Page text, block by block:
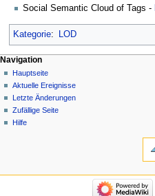
Social Semantic Cloud of Tags -
Kategorie: LOD
Navigation
Hauptseite
Aktuelle Ereignisse
Letzte Änderungen
Zufällige Seite
Hilfe